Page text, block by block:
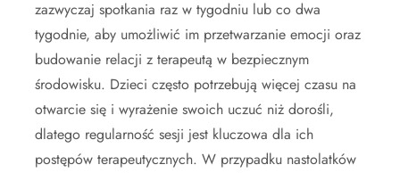
zazwyczaj spotkania raz w tygodniu lub co dwa
tygodnie, aby umożliwić im przetwarzanie emocji oraz
budowanie relacji z terapeutą w bezpiecznym
środowisku. Dzieci często potrzebują więcej czasu na
otwarcie się i wyrażenie swoich uczuć niż dorośli,
dlatego regularność sesji jest kluczowa dla ich
postępów terapeutycznych. W przypadku nastolatków